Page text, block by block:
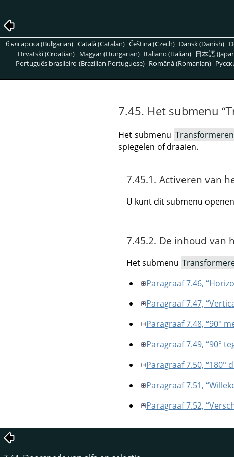
български (Bulgarian) Català (Catalan) Čeština (Czech) Dansk (Danish)
Hrvatski (Croatian) Magyar (Hungarian) Italiano (Italian) 日本語
Português brasileiro (Brazilian Portuguese) Română (Romanian)
7.45. Het submenu “
Het submenu Transformeren
spiegelen of draaien.
7.45.1. Activeren van
U kunt dit submenu
7.45.2. De inhoud van
Het submenu
Paragraaf 7.46,
Paragraaf 7.47,
Paragraaf 7.48, “90°
Paragraaf 7.49, “90°
Paragraaf 7.50, “180°
Paragraaf 7.51,
Paragraaf 7.52,